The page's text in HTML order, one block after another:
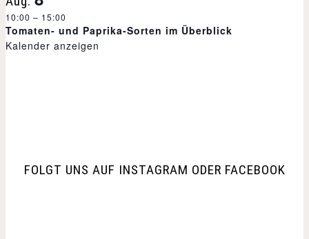
N
a
a
10:00 – 15:00
Tomaten- und Paprika-Sorten im Überblick
Kalender anzeigen
FOLGT UNS AUF INSTAGRAM ODER FACEBOOK